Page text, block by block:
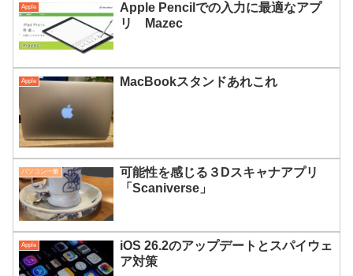
Apple
Apple Pencilでの入力に最適なアプ
リ Mazec
Apple MacBookスタンドあれこれ
パソコン一般
可能性を感じる３Dスキャナアプリ
「Scaniverse」
Apple
iOS 26.2のアップデートとスパイウェ
ア対策